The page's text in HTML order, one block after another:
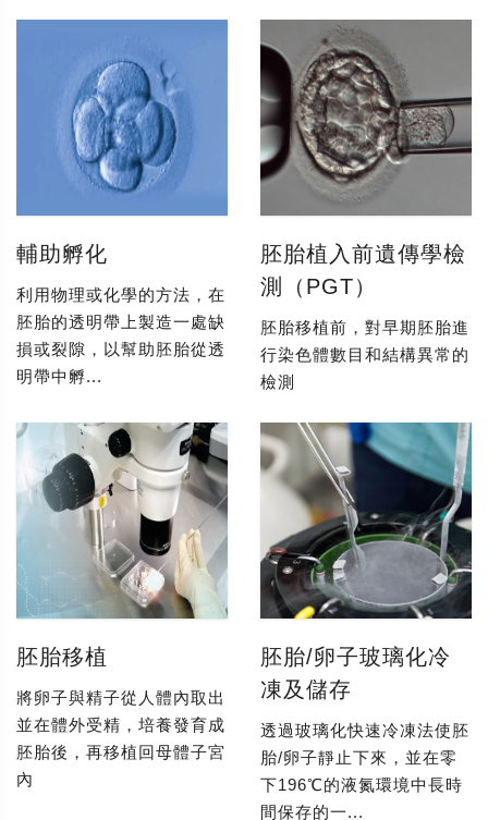
輔助孵化
利用物理或化學的方法，在
胚胎的透明帶上製造一處缺
損或裂隙，以幫助胚胎從透
明帶中孵...
胚胎植入前遺傳學檢
測（PGT）
胚胎移植前，對早期胚胎進
行染色體數目和結構異常的
檢測
胚胎移植
將卵子與精子從人體內取出
並在體外受精，培養發育成
胚胎後，再移植回母體子宮
內
胚胎/卵子玻璃化冷
凍及儲存
透過玻璃化快速冷凍法使胚
胎/卵子靜止下來，並在零
下196℃的液氮環境中長時
間保存的一...